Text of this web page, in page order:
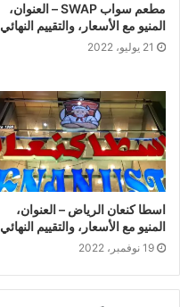
مطعم سواب SWAP – العنوان،
المنيو مع الأسعار، والتقييم النهائي
21 يوليو، 2022
اسطا كنعان الرياض – العنوان،
المنيو مع الأسعار، والتقييم النهائي
19 نوفمبر، 2022